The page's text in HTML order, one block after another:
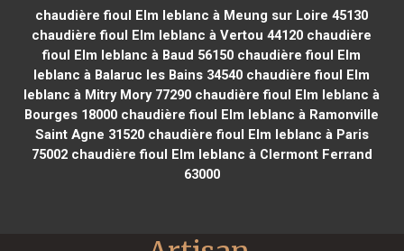
chaudière fioul Elm leblanc à Meung sur Loire 45130
chaudière fioul Elm leblanc à Vertou 44120 chaudière
fioul Elm leblanc à Baud 56150 chaudière fioul Elm
leblanc à Balaruc les Bains 34540 chaudière fioul Elm
leblanc à Mitry Mory 77290 chaudière fioul Elm leblanc à
Bourges 18000 chaudière fioul Elm leblanc à Ramonville
Saint Agne 31520chaudière fioul Elm leblanc à Paris
75002chaudière fioul Elm leblanc à Clermont Ferrand
63000